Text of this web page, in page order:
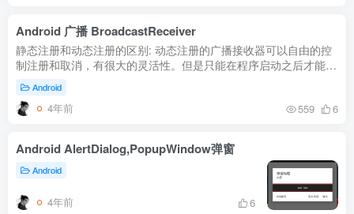
Android 广播 BroadcastReceiver
静态注册和动态注册的区别: 动态注册的广播接收器可以自由的控
制注册和取消，有很大的灵活性。但是只能在程序启动之后才能收
到广播，此外，不知道你注意到了没，广播接收器的注销是在
onDestroy(...
Android
4年前 559 6
Android AlertDialog,PopupWindow弹窗
Android
4年前 6